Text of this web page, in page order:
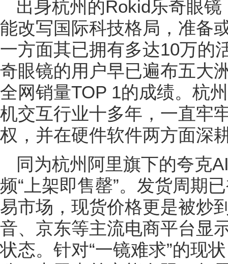
出身杭州的Rokid乐奇眼
能改写国际科技格局，准备
一方面其已拥有多达10万的
奇眼镜的用户早已遍布五大
全网销量TOP 1的成绩。杭
机交互行业十多年，一直牢
权，并在硬件软件两方面深
同为杭州阿里旗下的夸克
频“上架即售罄”。发货周期
易市场，现货价格更是被炒
音、京东等主流电商平台显
状态。针对“一镜难求”的现